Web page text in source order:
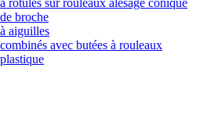
broche
aiguilles
avec butées à rouleaux